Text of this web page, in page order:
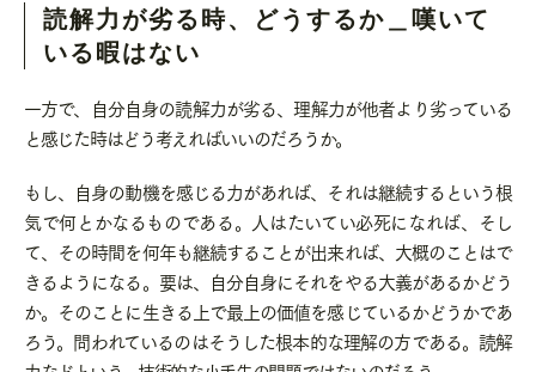
読解力が劣る時、どうするか＿嘆いて
いる暇はない
一方で、自分自身の読解力が劣る、理解力が他者より劣っている
と感じた時はどう考えればいいのだろうか。
もし、自身の動機を感じる力があれば、それは継続するという根
気で何とかなるものである。人はたいてい必死になれば、そし
て、その時間を何年も継続することが出来れば、大概のことはで
きるようになる。要は、自分自身にそれをやる大義があるかどう
か。そのことに生きる上で最上の価値を感じているかどうかであ
ろう。問われているのはそうした根本的な理解の方である。読解